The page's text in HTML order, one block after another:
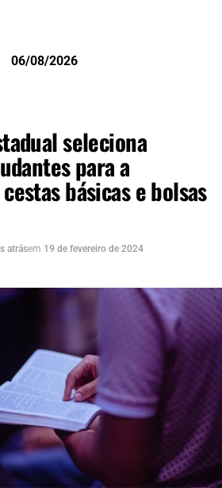
06/08/2026
seleciona
para a
básicas e bolsas
atrásem 19 de fevereiro de 2024